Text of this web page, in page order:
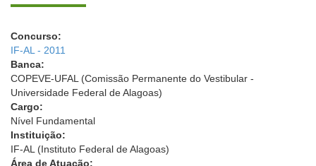
Concurso:
IF-AL - 2011
Banca:
COPEVE-UFAL (Comissão Permanente do Vestibular -
Universidade Federal de Alagoas)
Cargo:
Nível Fundamental
Instituição:
IF-AL (Instituto Federal de Alagoas)
Área de Atuação: